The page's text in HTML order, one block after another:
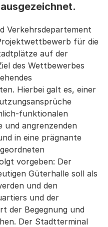
Verkehrsdepartement
für die
auf der
des Wettbewerbes
Hierbei galt es, einer
funktionalen
und angrenzenden
in eine prägnante
vorgeben: Der
Güterhalle soll als
und den
und der
der Begegnung und
Der Stadtterminal